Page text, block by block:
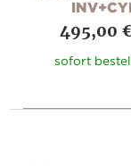
495,00
sofort